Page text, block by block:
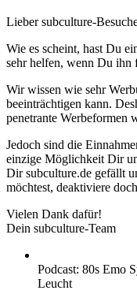
Lieber subculture-
Wie es scheint, hast Du
sehr helfen, wenn Du ihn
Wir wissen wie sehr
beeinträchtigen kann.
penetrante Werbeformen
Jedoch sind die
einzige Möglichkeit Dir
Dir subculture.de gefällt
möchtest, deaktiviere
Vielen Dank dafür!
Dein subculture-Team
Podcast: 80s Emo
Leucht